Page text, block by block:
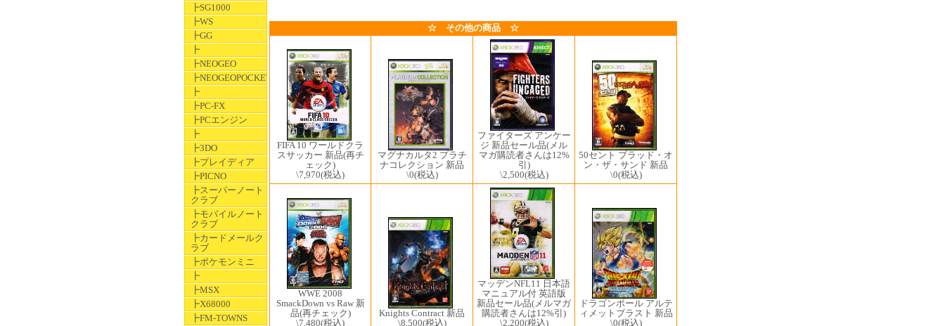
┣SG1000
┣WS
┣GG
┣
┣NEOGEO
┣NEOGEOPOCKET
┣
┣PC-FX
┣PCエンジン
┣
┣3DO
┣プレイディア
┣PICNO
┣スーパーノート
クラブ
┣モバイルノート
クラブ
┣カードメールク
ラブ
┣ポケモンミニ
┣
┣MSX
┣X68000
┣FM-TOWNS
☆ その他の商品 ☆
FIFA 10 ワールドクラ
スサッカー 新品(再チ
ェック)
\7,970(税込)
マグナカルタ2 プラチ
ナコレクション 新品
\0(税込)
ファイターズ アンケー
ジ 新品セール品(メル
マガ購読者さんは12%
引)
\2,500(税込)
50セント ブラッド・オ
ン・ザ・サンド 新品
\0(税込)
WWE 2008
SmackDown vs Raw 新
品(再チェック)
\7,480(税込)
Knights Contract 新品
\8,500(税込)
マッデンNFL11 日本語
マニュアル付 英語版
新品セール品(メルマガ
購読者さんは12%引)
\2,200(税込)
ドラゴンボール アルテ
ィメットブラスト 新品
\0(税込)